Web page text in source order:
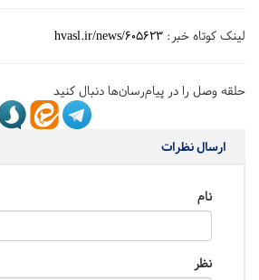
لینک کوتاه خبر: hvasl.ir/news/605623
حلقه وصل را در پیام‌رسان‌ها دنبال کنید
ارسال نظرات
نام
نظر